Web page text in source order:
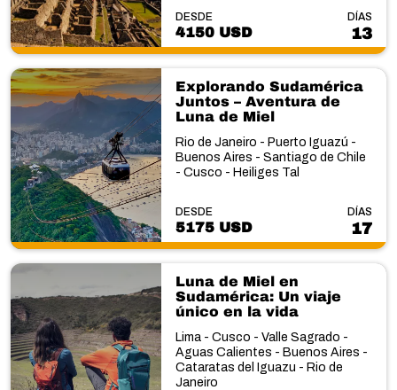
DESDE
4150 USD
DÍAS
13
Explorando Sudamérica
Juntos – Aventura de
Luna de Miel
Rio de Janeiro - Puerto Iguazú -
Buenos Aires - Santiago de Chile
- Cusco - Heiliges Tal
DESDE
5175 USD
DÍAS
17
Luna de Miel en
Sudamérica: Un viaje
único en la vida
Lima - Cusco - Valle Sagrado -
Aguas Calientes - Buenos Aires -
Cataratas del Iguazu - Rio de
Janeiro